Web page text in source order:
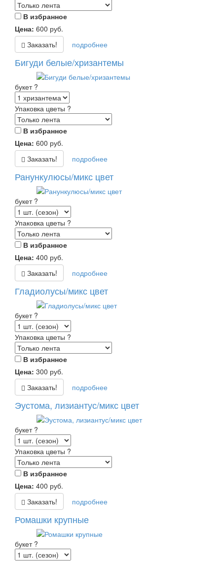
В избранное
Цена: 600 руб.
Заказать!
подробнее
Бигуди белые/хризантемы
букет ?
Упаковка цветы ?
В избранное
Цена: 600 руб.
Заказать!
подробнее
Ранункулюсы/микс цвет
букет ?
Упаковка цветы ?
В избранное
Цена: 400 руб.
Заказать!
подробнее
Гладиолусы/микс цвет
букет ?
Упаковка цветы ?
В избранное
Цена: 300 руб.
Заказать!
подробнее
Эустома, лизиантус/микс цвет
букет ?
Упаковка цветы ?
В избранное
Цена: 400 руб.
Заказать!
подробнее
Ромашки крупные
букет ?